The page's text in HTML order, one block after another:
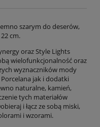
szarym do deserów,
cm.
oraz Style Lights
wielofunkcjonalność oraz
wyznaczników mody
jak i dodatki
naturalne, kamień,
tych materiałów
i łącz ze sobą miski,
i wzorami.